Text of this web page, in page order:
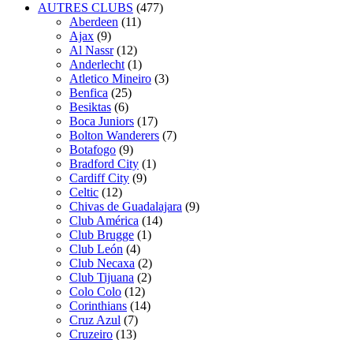
AUTRES CLUBS (477)
Aberdeen (11)
Ajax (9)
Al Nassr (12)
Anderlecht (1)
Atletico Mineiro (3)
Benfica (25)
Besiktas (6)
Boca Juniors (17)
Bolton Wanderers (7)
Botafogo (9)
Bradford City (1)
Cardiff City (9)
Celtic (12)
Chivas de Guadalajara (9)
Club América (14)
Club Brugge (1)
Club León (4)
Club Necaxa (2)
Club Tijuana (2)
Colo Colo (12)
Corinthians (14)
Cruz Azul (7)
Cruzeiro (13)